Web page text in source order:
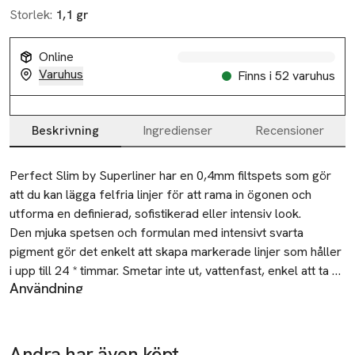
Storlek: 1,1 gr
Online
Varuhus
Finns i 52 varuhus
Beskrivning Ingredienser Recensioner
Beskrivning
Perfect Slim by Superliner har en 0,4mm filtspets som gör
att du kan lägga felfria linjer för att rama in ögonen och
utforma en definierad, sofistikerad eller intensiv look.
Den mjuka spetsen och formulan med intensivt svarta
pigment gör det enkelt att skapa markerade linjer som håller
i upp till 24 * timmar. Smetar inte ut, vattenfast, enkel att ta
bort med sminkborttagning.
*Självutvärdering, 94 personer.
Användning
Steg 2: Dra sedan en linje från den inre ögonvrån så att de